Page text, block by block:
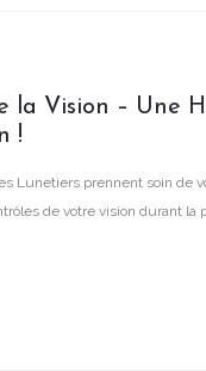
la Vision – Une
!
Lunetiers prennent soin de
de votre vision durant la